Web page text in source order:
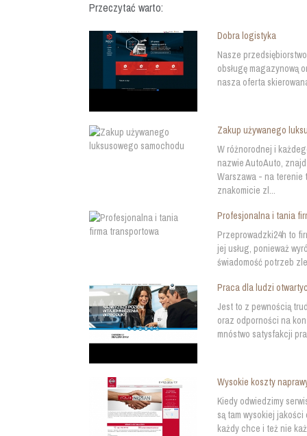
Przeczytać warto:
Dobra logistyka
Nasze
obsługę magazynową
nasza oferta
Zakup używanego
W różnorodnej i
nazwie AutoAuto,
Warszawa - na terenie
znakomicie zl...
Profesjonalna i tania
Przeprowadzki24h to
jej usług, ponieważ
świadomość potrzeb
Praca dla ludzi
Jest to z pewnością
oraz odporności na
mnóstwo satysfakcji
Wysokie koszty
Kiedy odwiedzimy
są tam wysokiej
każdy chce i też nie